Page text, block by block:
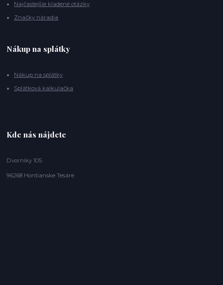
Najčastejšie kladené otázky
Značky náradia
Nákup na splátky
Nákup na splátky
Splátková kalkulačka
Kde nás nájdete
Dvorníky 105
96268 Hontianske Tesáre